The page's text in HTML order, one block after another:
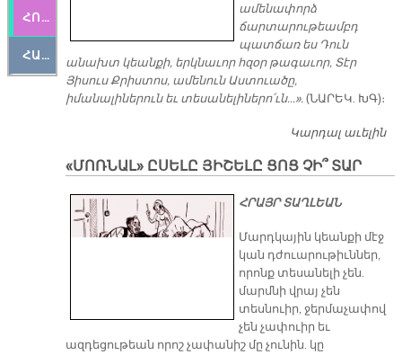
ՀՈԳԵՄՏԱՒՈՐ
ՀԱՐԹԱԿ
ամենափորձ
ճարտարութեամբդ
պատճառ ես Դուն
անախտ կեանքի, երկնաւոր հզօր թագաւոր, Տէր
Յիսուս Քրիստոս, ամենուն Աստուածը,
իմանալիներուն եւ տեսանելիներո՛ւն…».(ՆԱՐԵԿ. ԽԳ)։
Կարդալ աւելին
«ՄՈՌՆԱԼ» ԸՍԵԼԸ ՅԻՇԵԼԸ ՑՈՑ ՉԻ՞ ՏԱՐ
ՀՐԱՅՐ ՏԱՂԼԵԱՆ
Մարդկային կեանքի մէջ
կան դժուարութիւններ,
որոնք տեսանելի չեն.
մարմնի վրայ չեն
տեսնուիր, ջերմաչափով
չեն չափուիր եւ
ազդեցութեան որոշ չափանիշ մը չունին. կը